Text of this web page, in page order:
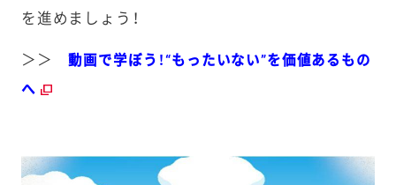
を進めましょう！
＞＞動画で学ぼう！“もったいない”を価値あるもの
へ